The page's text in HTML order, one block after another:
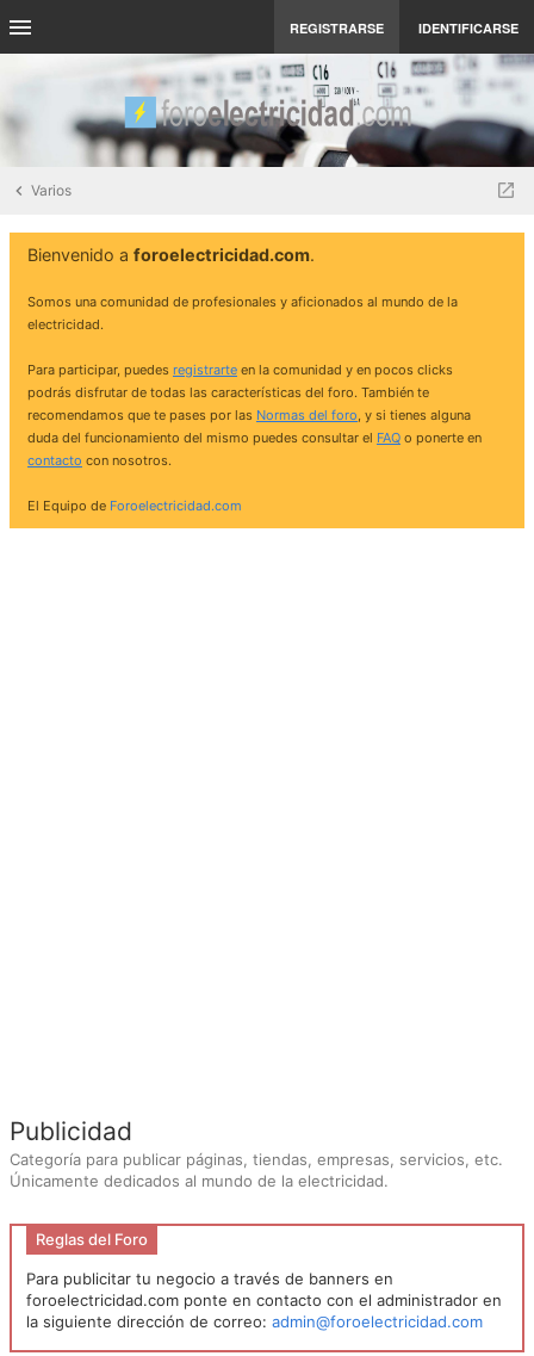
REGISTRARSE IDENTIFICARSE
Varios
Bienvenido a foroelectricidad.com.
Somos una comunidad de profesionales y aficionados al mundo de la
electricidad.
Para participar, puedes registrarte en la comunidad y en pocos clicks
podrás disfrutar de todas las características del foro. También te
recomendamos que te pases por las Normas del foro, y si tienes alguna
duda del funcionamiento del mismo puedes consultar el FAQ o ponerte en
contacto con nosotros.
El Equipo de Foroelectricidad.com
Publicidad
Categoría para publicar páginas, tiendas, empresas, servicios, etc.
Únicamente dedicados al mundo de la electricidad.
Reglas del Foro
Para publicitar tu negocio a través de banners en
foroelectricidad.com ponte en contacto con el administrador en
la siguiente dirección de correo: admin@foroelectricidad.com